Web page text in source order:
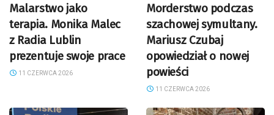
Malarstwo jako
terapia. Monika Malec
z Radia Lublin
prezentuje swoje prace
11 CZERWCA 2026
Morderstwo podczas
szachowej symultany.
Mariusz Czubaj
opowiedział o nowej
powieści
11 CZERWCA 2026